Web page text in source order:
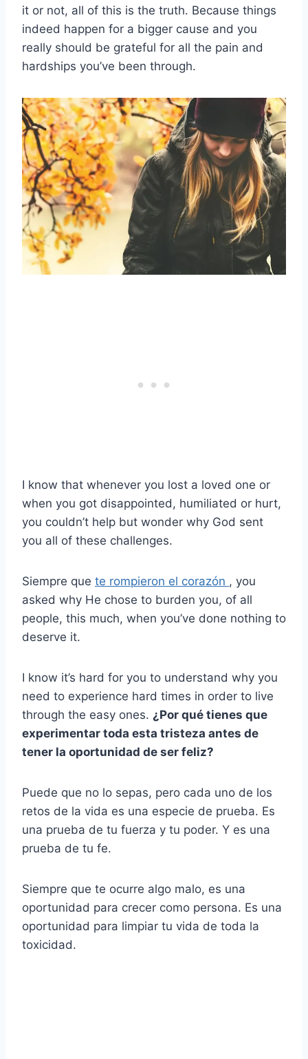
it or not, all of this is the truth. Because things
indeed happen for a bigger cause and you
really should be grateful for all the pain and
hardships you’ve been through.
I know that whenever you lost a loved one or
when you got disappointed, humiliated or hurt,
you couldn’t help but wonder why God sent
you all of these challenges.
Siempre que te rompieron el corazón , you
asked why He chose to burden you, of all
people, this much, when you’ve done nothing to
deserve it.
I know it’s hard for you to understand why you
need to experience hard times in order to live
through the easy ones. ¿Por qué tienes que
experimentar toda esta tristeza antes de
tener la oportunidad de ser feliz?
Puede que no lo sepas, pero cada uno de los
retos de la vida es una especie de prueba. Es
una prueba de tu fuerza y tu poder. Y es una
prueba de tu fe.
Siempre que te ocurre algo malo, es una
oportunidad para crecer como persona. Es una
oportunidad para limpiar tu vida de toda la
toxicidad.